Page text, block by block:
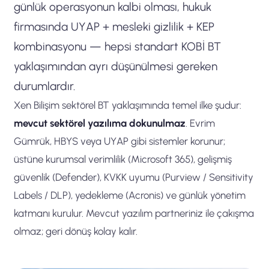
günlük operasyonun kalbi olması, hukuk
firmasında UYAP + mesleki gizlilik + KEP
kombinasyonu — hepsi standart KOBİ BT
yaklaşımından ayrı düşünülmesi gereken
durumlardır.
Xen Bilişim sektörel BT yaklaşımında temel ilke şudur:
mevcut sektörel yazılıma dokunulmaz. Evrim
Gümrük, HBYS veya UYAP gibi sistemler korunur;
üstüne kurumsal verimlilik (Microsoft 365), gelişmiş
güvenlik (Defender), KVKK uyumu (Purview / Sensitivity
Labels / DLP), yedekleme (Acronis) ve günlük yönetim
katmanı kurulur. Mevcut yazılım partneriniz ile çakışma
olmaz; geri dönüş kolay kalır.